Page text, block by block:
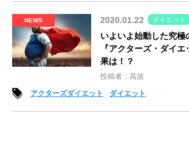
NEWS 2020.01.22 ダイエット
いよいよ始動した究極
『アクターズ・ダイ
果は！？
投稿者：高波
アクターズダイエット
ダイエット